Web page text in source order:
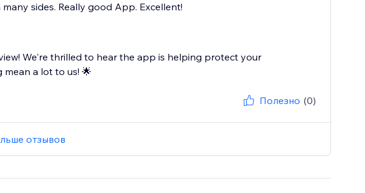
sides. Really good App. Excellent!
We're thrilled to hear the app is helping protect your
a lot to us! 🌟
Полезно (0)
отзывов